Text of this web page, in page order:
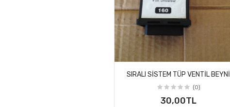
SIRALI SISTEM TÜP VENTIL BEYNI
(0)
30,00TL